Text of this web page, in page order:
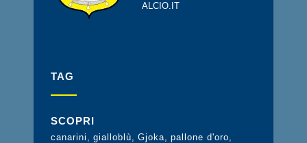
ALCIO.IT
TAG
SCOPRI
canarini gialloblù Gjoka pallone d'oro